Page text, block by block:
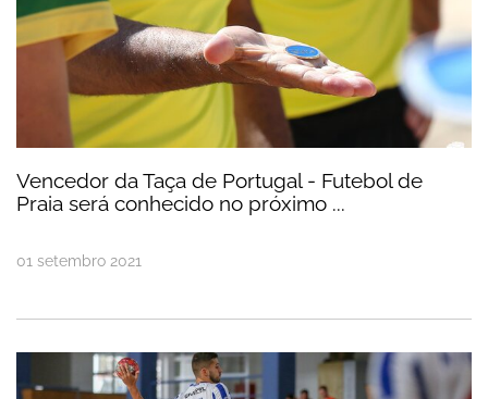
Vencedor da Taça de Portugal - Futebol de
Praia será conhecido no próximo ...
01 setembro 2021
Sorteio para a Supertaça Masculina de Andebol